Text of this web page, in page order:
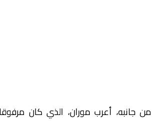
من جانبه، أعرب موران، الذي كان